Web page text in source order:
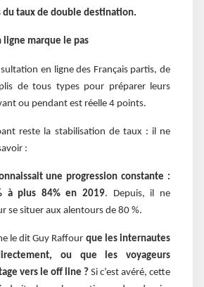
du taux de double destination.
ligne marque le pas
en ligne des Français partis, de
de tous types pour préparer leurs
ou pendant est réelle 4 points.
reste la stabilisation de taux : il ne
:
une progression constante :
à plus 84% en 2019. Depuis, il ne
se situer aux alentours de 80 %.
le dit Guy Raffour que les internautes
ou que les voyageurs
vers le off line ? Si c’est avéré, cette